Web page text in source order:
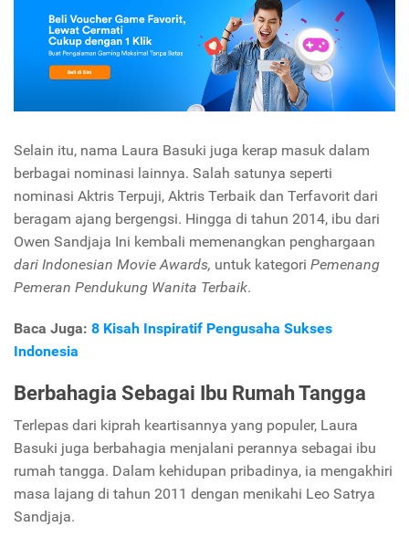
Selain itu, nama Laura Basuki juga kerap masuk dalam
berbagai nominasi lainnya. Salah satunya seperti
nominasi Aktris Terpuji, Aktris Terbaik dan Terfavorit dari
beragam ajang bergengsi. Hingga di tahun 2014, ibu dari
Owen Sandjaja Ini kembali memenangkan penghargaan
dari Indonesian Movie Awards, untuk kategori Pemenang
Pemeran Pendukung Wanita Terbaik.
Baca Juga: 8 Kisah Inspiratif Pengusaha Sukses
Indonesia
Berbahagia Sebagai Ibu Rumah Tangga
Terlepas dari kiprah keartisannya yang populer, Laura
Basuki juga berbahagia menjalani perannya sebagai ibu
rumah tangga. Dalam kehidupan pribadinya, ia mengakhiri
masa lajang di tahun 2011 dengan menikahi Leo Satrya
Sandjaja.